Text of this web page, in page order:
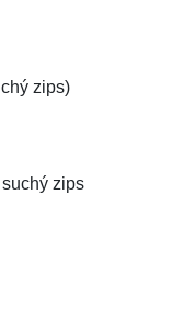
zips)
zips